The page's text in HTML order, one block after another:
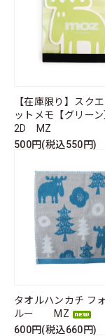
【在庫限り】スク
ットメモ【グリー
2D MZ
500円(税込550円)
タオルハンカチ フ
ルー MZ
600円(税込660円)